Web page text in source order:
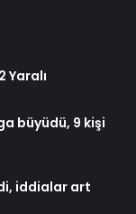
Yaralı
büyüdü, 9 kişi
iddialar art